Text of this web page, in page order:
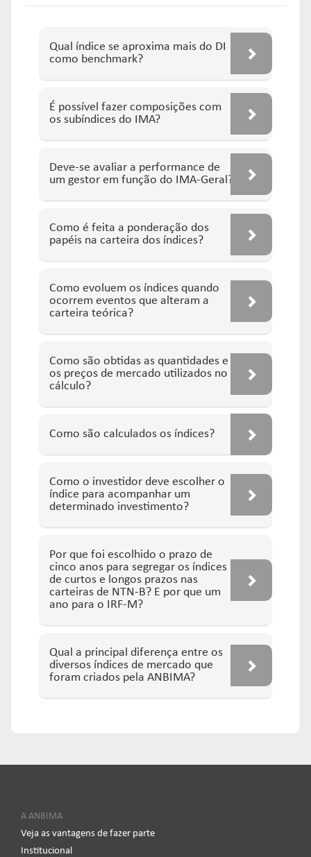
Qual índice se aproxima mais do DI
como benchmark?
É possível fazer composições com
os subíndices do IMA?
Deve-se avaliar a performance de
um gestor em função do IMA-Geral?
Como é feita a ponderação dos
papéis na carteira dos índices?
Como evoluem os índices quando
ocorrem eventos que alteram a
carteira teórica?
Como são obtidas as quantidades e
os preços de mercado utilizados no
cálculo?
Como são calculados os índices?
Como o investidor deve escolher o
índice para acompanhar um
determinado investimento?
Por que foi escolhido o prazo de
cinco anos para segregar os índices
de curtos e longos prazos nas
carteiras de NTN-B? E por que um
ano para o IRF-M?
Qual a principal diferença entre os
diversos índices de mercado que
foram criados pela ANBIMA?
A ANBIMA
Veja as vantagens de fazer parte
Institucional